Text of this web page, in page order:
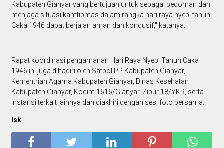
Kabupaten Gianyar yang bertujuan untuk sebagai pedoman dan
menjaga situasi kamtibmas dalam rangka hari raya nyepi tahun
Caka 1946 dapat berjalan aman dan kondusif," katanya.
Rapat koordinasi pengamanan Hari Raya Nyepi Tahun Caka
1946 ini juga dihadiri oleh Satpol PP Kabupaten Gianyar,
Kementrian Agama Kabupaten Gianyar, Dinas Kesehatan
Kabupaten Gianyar, Kodim 1616/Gianyar, Zipur 18/YKR, serta
instansi terkait lainnya dan diakhiri dengan sesi foto bersama.
Isk